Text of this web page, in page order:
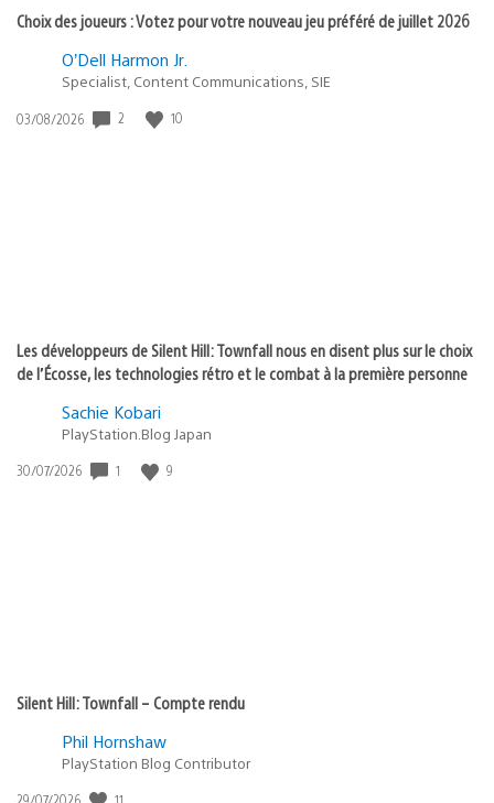
Choix des joueurs : Votez pour votre nouveau jeu préféré de juillet 2026
O’Dell Harmon Jr.
Specialist, Content Communications, SIE
Date
03/08/2026 2 10
Les développeurs de Silent Hill: Townfall nous en disent plus sur le choix
de l’Écosse, les technologies rétro et le combat à la première personne
Sachie Kobari
PlayStation.Blog Japan
Date
30/07/2026 1 9
Silent Hill: Townfall – Compte rendu
Phil Hornshaw
PlayStation Blog Contributor
Date
29/07/2026 11